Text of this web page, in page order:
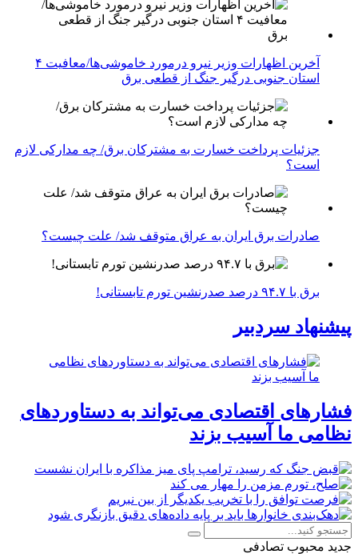
آخرین اظهارات وزیر نیرو درمورد خاموشی‌ها/معافیت ۴
استان جنوبی درگیر جنگ از قطعی برق
جزئیات پرداخت خسارت به مشترکان برق/ چه مدارکی لازم
است؟
صادرات برق ایران به عراق متوقف شد/ علت چیست؟
برق با ۹۴.۷ درصد صدرنشین تورم تابستانی!
پیشنهاد سردبیر
فشارهای اقتصادی می‌تواند به دستاوردهای
نظامی ما آسیب بزند
جدید محبوب تصادفی